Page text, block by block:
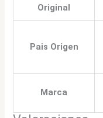
Original
Pais Origen
Marca